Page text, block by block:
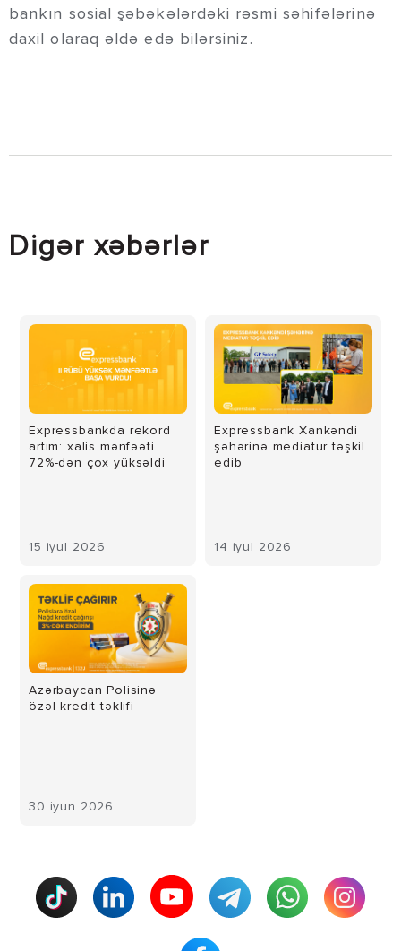
bankın sosial şəbəkələrdəki rəsmi səhifələrinə
daxil olaraq əldə edə bilərsiniz.
Digər xəbərlər
Expressbankda rekord
artım: xalis mənfəəti
72%-dən çox yüksəldi
15 iyul 2026
Expressbank Xankəndi
şəhərinə mediatur təşkil
edib
14 iyul 2026
Azərbaycan Polisinə
özəl kredit təklifi
30 iyun 2026